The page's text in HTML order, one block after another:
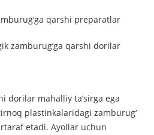
qarshi preparatlar
zamburug‘ga qarshi dorilar
dorilar mahalliy ta’sirga ega
plastinkalaridagi zamburug‘
etadi. Ayollar uchun